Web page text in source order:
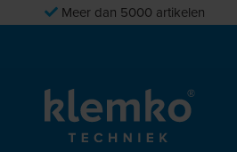
Meer dan 5000 artikelen